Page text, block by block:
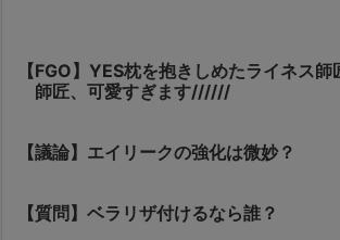
【FGO】YES枕を抱きしめたライネス師
師匠、可愛すぎます//////
【議論】エイリークの強化は微妙？
【質問】ベラリザ付けるなら誰？